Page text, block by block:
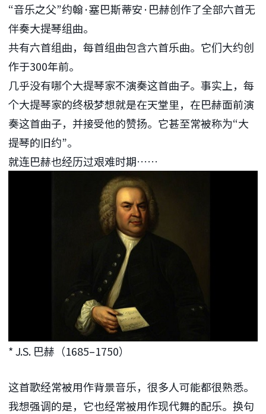
“音乐之父”约翰·塞巴斯蒂安·巴赫创作了全部六首无
伴奏大提琴组曲。
共有六首组曲，每首组曲包含六首乐曲。它们大约创
作于300年前。
几乎没有哪个大提琴家不演奏这首曲子。事实上，每
个大提琴家的终极梦想就是在天堂里，在巴赫面前演
奏这首曲子，并接受他的赞扬。它甚至常被称为“大
提琴的旧约”。
就连巴赫也经历过艰难时期……
* J.S. 巴赫（1685–1750）
这首歌经常被用作背景音乐，很多人可能都很熟悉。
我想强调的是，它也经常被用作现代舞的配乐。换句